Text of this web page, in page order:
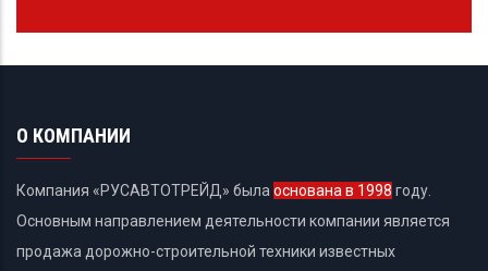
О КОМПАНИИ
Компания «РУСАВТОТРЕЙД» была основана в 1998 году.
Основным направлением деятельности компании является
продажа дорожно-строительной техники известных